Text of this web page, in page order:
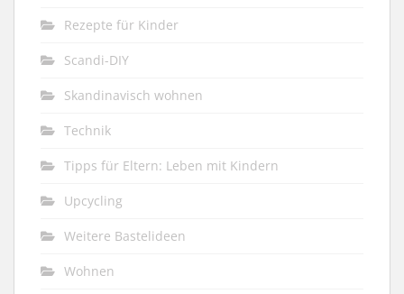
Rezepte für Kinder
Scandi-DIY
Skandinavisch wohnen
Technik
Tipps für Eltern: Leben mit Kindern
Upcycling
Weitere Bastelideen
Wohnen